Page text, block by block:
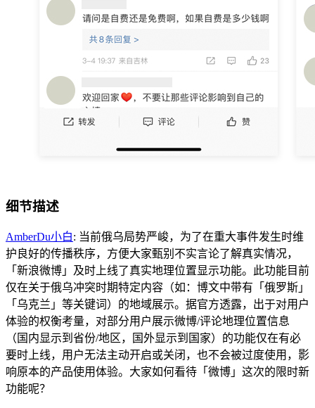
细节描述
AmberDu小白 : 当前俄乌局势严峻，为了在重大事件发生时维
护良好的传播秩序，方便大家甄别不实言论了解真实情况，
「新浪微博」及时上线了真实地理位置显示功能。此功能目前
仅在关于俄乌冲突时期特定内容（如：博文中带有「俄罗斯」
「乌克兰」等关键词）的地域展示。据官方透露，出于对用户
体验的权衡考量，对部分用户展示微博/评论地理位置信息
（国内显示到省份/地区，国外显示到国家）的功能仅在有必
要时上线，用户无法主动开启或关闭，也不会被过度使用，影
响原本的产品使用体验。大家如何看待「微博」这次的限时新
功能呢？